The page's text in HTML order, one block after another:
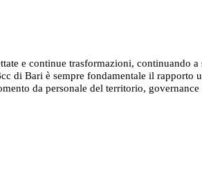
e continue trasformazioni,
di Bari è sempre fondamentale il
da personale del territorio,